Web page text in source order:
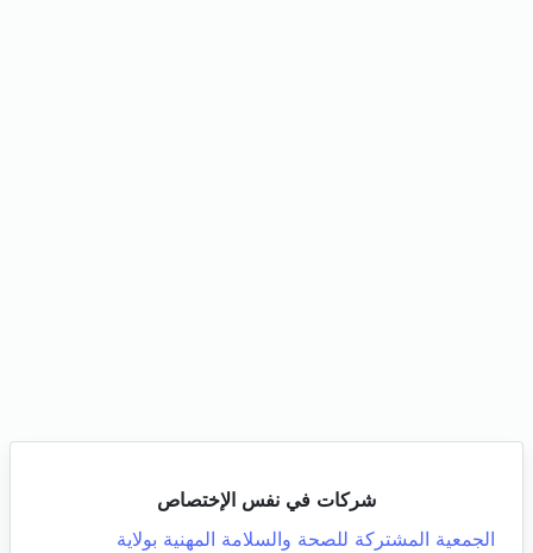
شركات في نفس الإختصاص
الجمعية المشتركة للصحة والسلامة المهنية بولاية